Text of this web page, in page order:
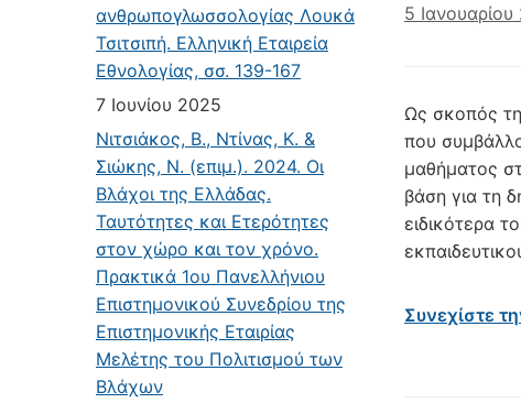
ανθρωπογλωσσολογίας Λουκά
Τσιτσιπή. Ελληνική Εταιρεία
Εθνολογίας, σσ. 139-167
7 Ιουνίου 2025
Νιτσιάκος, Β., Ντίνας, Κ. &
Σιώκης, Ν. (επιμ.). 2024. Οι
Βλάχοι της Ελλάδας.
Ταυτότητες και Ετερότητες
στον χώρο και τον χρόνο.
Πρακτικά 1ου Πανελλήνιου
Επιστημονικού Συνεδρίου της
Επιστημονικής Εταιρίας
Μελέτης του Πολιτισμού των
Βλάχων
5 Ιανουαρίου
Ως σκοπός
που
μαθήματος
βάση για τη
ειδικότερα
Συνεχίστε